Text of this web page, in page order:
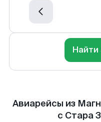
Найти
Авиарейсы из
с Стара